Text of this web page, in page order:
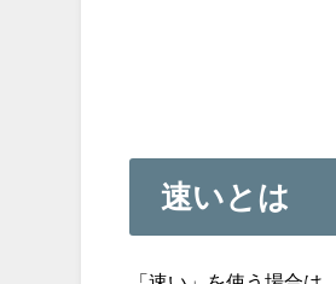
速いとは